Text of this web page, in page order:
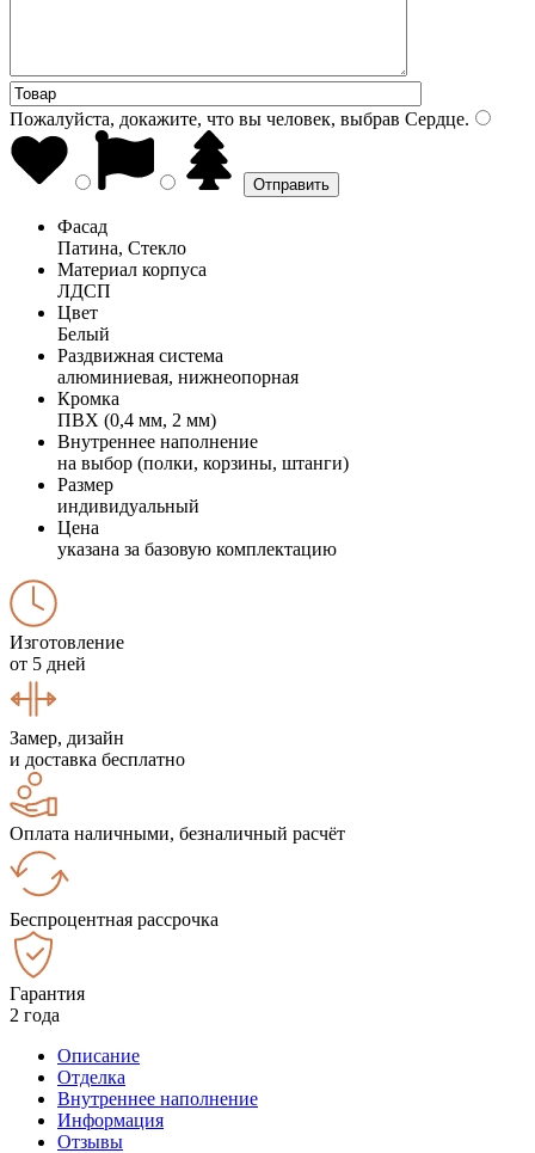
Пожалуйста, докажите, что вы человек, выбрав Сердце.
Фасад
Патина, Стекло
Материал корпуса
ЛДСП
Цвет
Белый
Раздвижная система
алюминиевая, нижнеопорная
Кромка
ПВХ (0,4 мм, 2 мм)
Внутреннее наполнение
на выбор (полки, корзины, штанги)
Размер
индивидуальный
Цена
указана за базовую комплектацию
Изготовление
от 5 дней
Замер, дизайн
и доставка бесплатно
Оплата наличными, безналичный расчёт
Беспроцентная рассрочка
Гарантия
2 года
Описание
Отделка
Внутреннее наполнение
Информация
Отзывы